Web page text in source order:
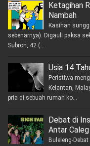
Ketagihan
Nambah
Kasihan
sebenarnya). Digauli paksa
Subron, 42 (...
Usia 14
Peristiwa
Kelantan,
pria di sebuah rumah ko...
Debat di
Antar
Buleleng-